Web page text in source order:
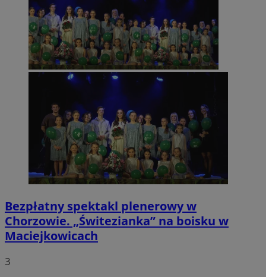
Bezpłatny spektakl plenerowy w
Chorzowie. „Świtezianka” na boisku w
Maciejkowicach
3